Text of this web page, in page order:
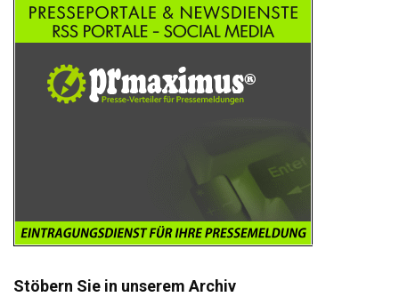
Stöbern Sie in unserem Archiv